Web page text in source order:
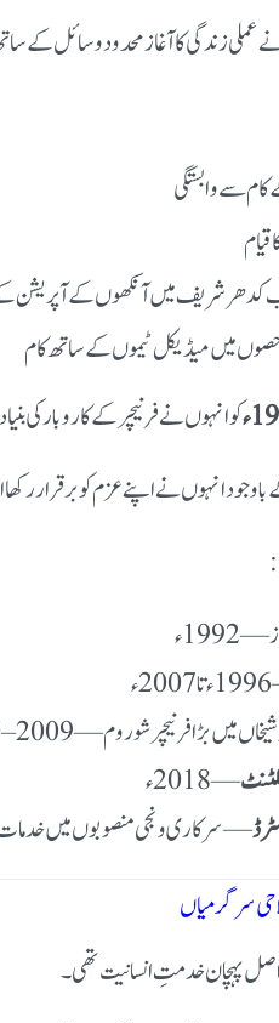
زندگی کا آغاز محدود وسائل کے
سے وابستگی
کدھر شریف میں آنکھوں کے آپریشن
میں میڈیکل ٹیموں کے ساتھ کام
کو انہوں نے فرنیچر کے کاروبار کی
باوجود انہوں نے اپنے عزم کو برقرار
1992ء
میں بڑا فرنیچر شوروم — 2009–2010ء
— 2018ء
— سرکاری و نجی منصوبوں میں
سرگرمیاں
اصل پہچان خدمتِ انسانیت تھی۔